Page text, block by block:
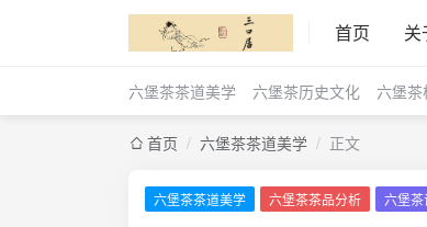
首页 关
六堡茶茶道美学 六堡茶历史文化 六堡
首页 / 六堡茶茶道美学 / 正文
六堡茶茶道美学 六堡茶茶品分析 六堡